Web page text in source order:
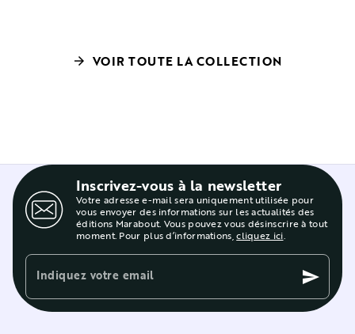
arrow_forward VOIR TOUTE LA COLLECTION
Inscrivez-vous à la newsletter
Votre adresse e-mail sera uniquement utilisée pour
vous envoyer des informations sur les actualités des
éditions Marabout. Vous pouvez vous désinscrire à tout
moment. Pour plus d’informations,cliquez ici.
Indiquez votre email send